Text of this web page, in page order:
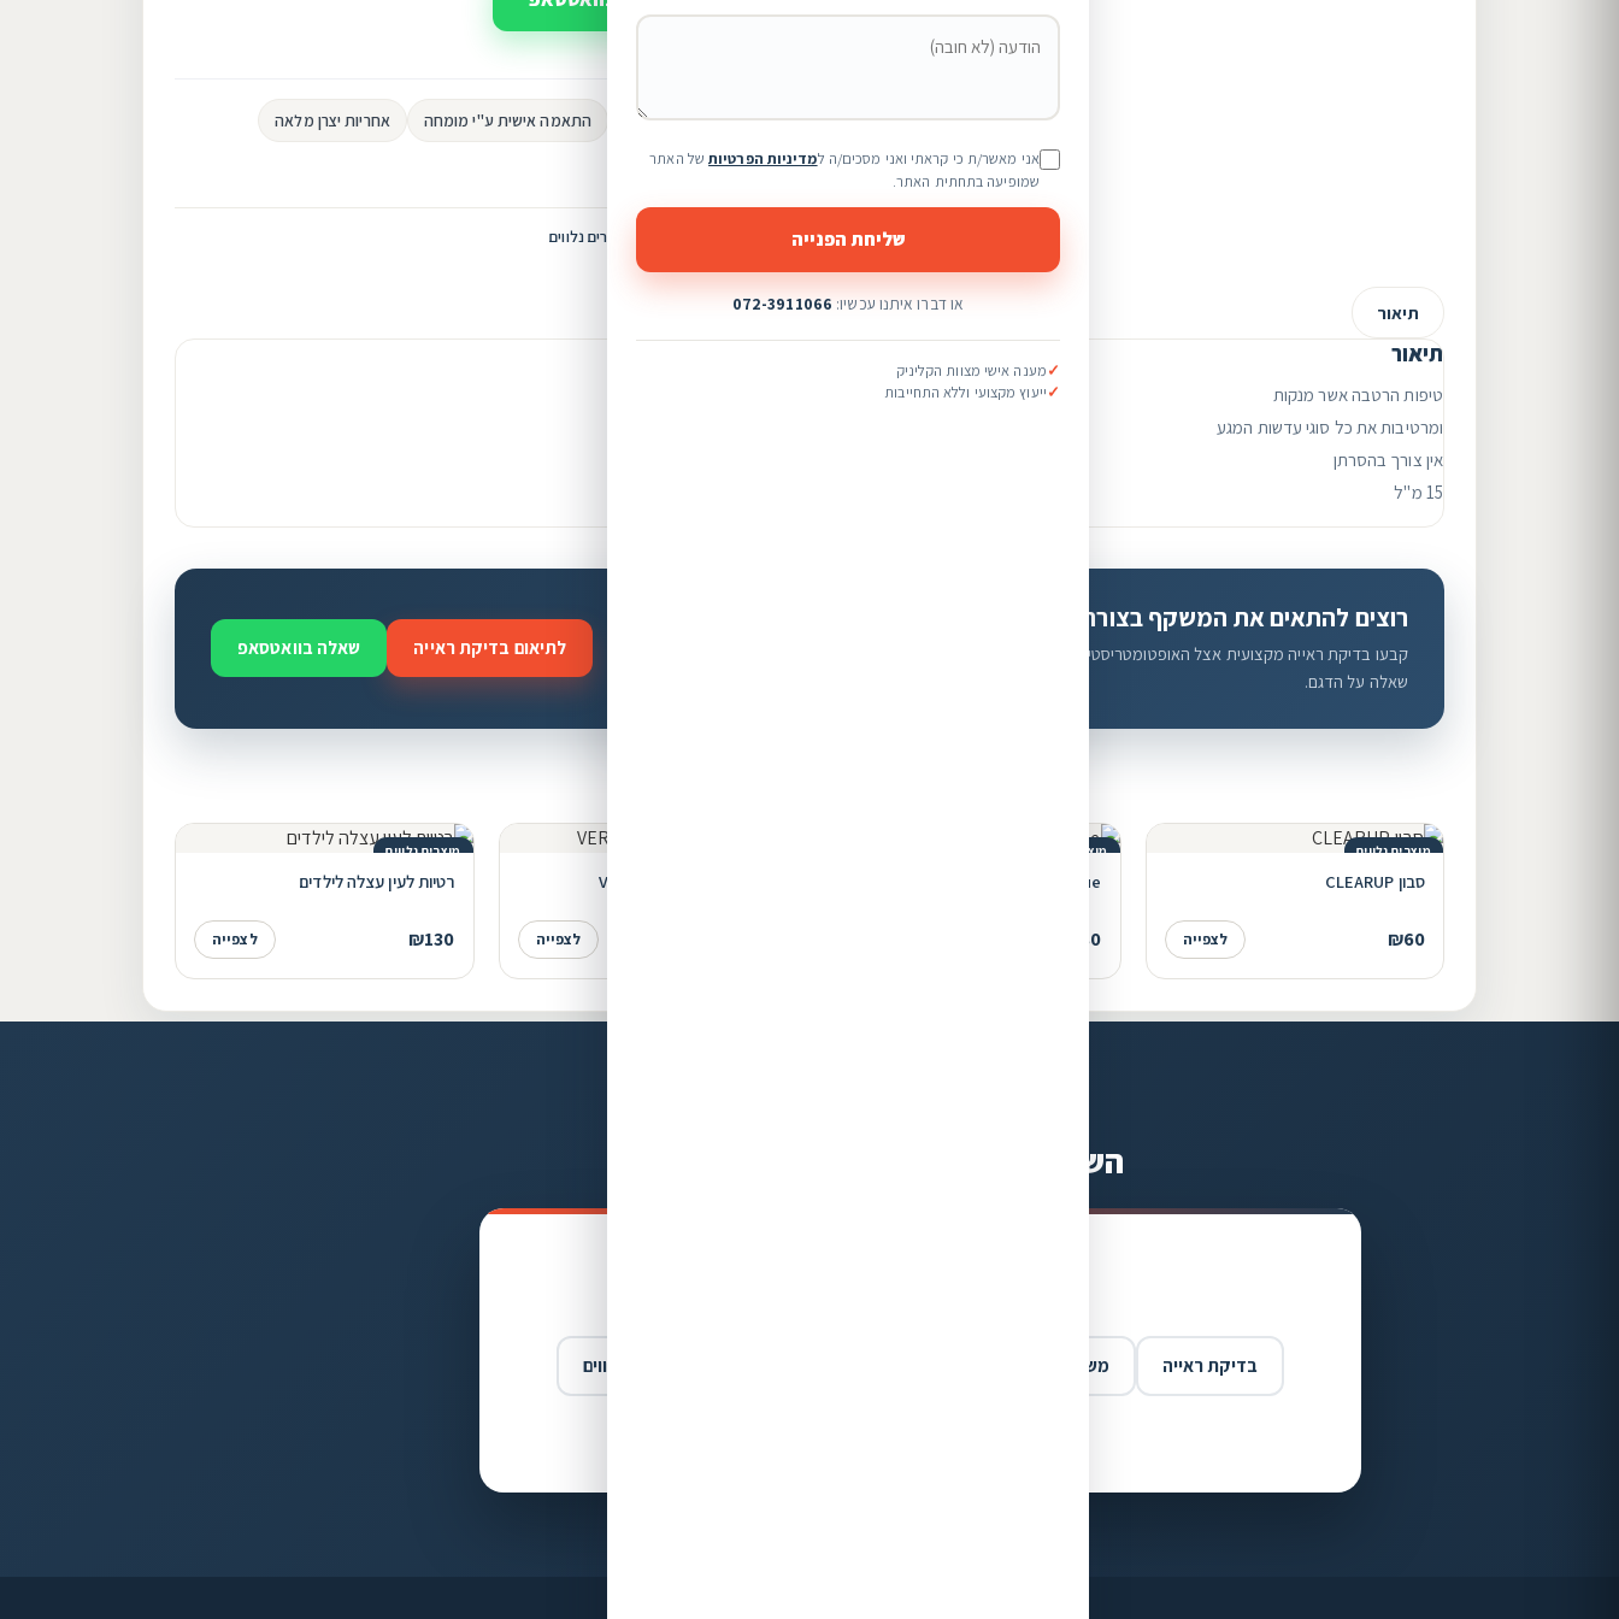
מותגים מקוריים 100% התאמה אישית ע"י מומחה
אחריות יצרן מלאה
שירות ומעקב אישי
מוצרים נלווים
תיאור
תיאור
טיפות הרטבה אשר מנקות
ומרטיבות את כל סוגי עדשות המגע
אין צורך בהסרתן
15 מ"ל
רוצים להתאים את המשקף בצורה מושלמת?
קבעו בדיקת ראייה מקצועית אצל האופטומטריסטים שלנו, או דברו איתנו בוואטסאפ לכל
שאלה על הדגם.
לתיאום בדיקת ראייה שאלה בוואטסאפ
מוצרים נלווים
סבון CLEARUP
₪60 לצפייה
מוצרים נלווים
Bio true תמיסה
₪80 לצפייה
מוצרים נלווים
רטיות לעין עצלה לילדים
₪130 לצפייה
השאירו פרטים — ונחזור אליכם
בדיקת ראייה משקפי ראייה מוצרים נלווים
אני מאשר/ת כי קראתי ואני מסכים/ה למדיניות הפרטיותשל האתר
שמופיעה בתחתית האתר.
שליחת הפנייה
או דברו איתנו עכשיו: 072-3911066
✓מענה אישי מצוות הקליניק
✓ייעוץ מקצועי וללא התחייבות